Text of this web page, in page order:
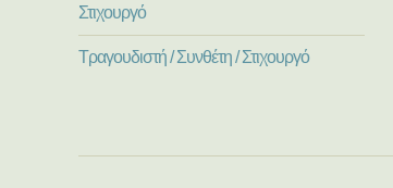
Στιχουργό
Τραγουδιστή / Συνθέτη / Στιχουργό